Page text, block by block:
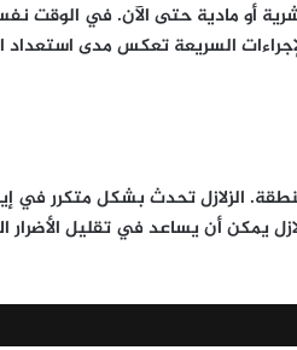
أو مادية حتى الآن. في الوقت
السريعة تعكس مدى استعداد
الزلازل تحدث بشكل متكرر في
يمكن أن يساعد في تقليل الأضرار